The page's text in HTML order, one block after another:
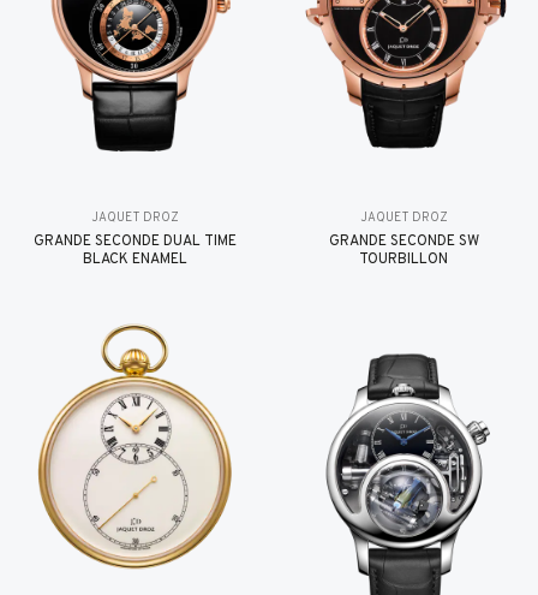
JAQUET DROZ
GRANDE SECONDE DUAL TIME
BLACK ENAMEL
JAQUET DROZ
GRANDE SECONDE SW
TOURBILLON